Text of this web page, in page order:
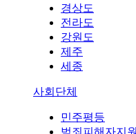
경상도
전라도
강원도
제주
세종
사회단체
민주평등
범죄피해자지원